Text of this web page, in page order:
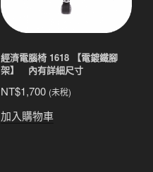
經濟電腦椅 1618 【電鍍鐵腳
架】 內有詳細尺寸
NT$1,700 (未稅)
加入購物車